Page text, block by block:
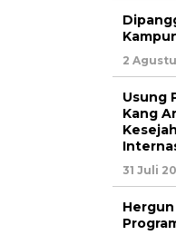
2
Usung
Kang
31 Juli